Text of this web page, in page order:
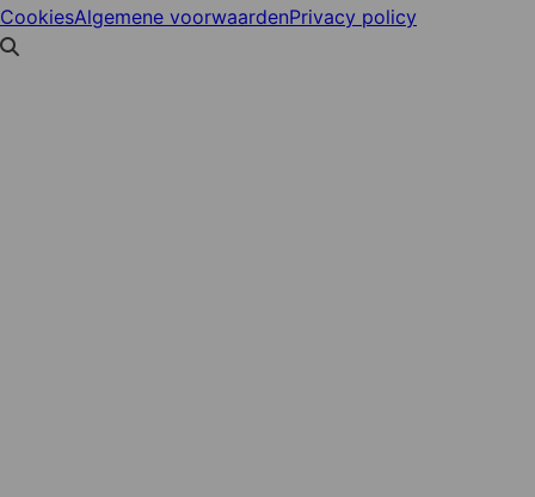
CookiesAlgemene voorwaardenPrivacy policy